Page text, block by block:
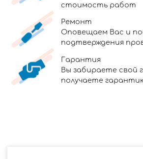
стоимость работ
Ремонт
Оповещаем Вас и
подтверждения
Гарантия
Вы забираете свой
получаете